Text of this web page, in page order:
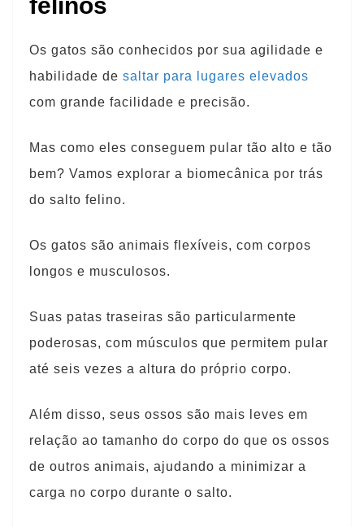
Os gatos são conhecidos por sua agilidade e
habilidade de saltar para lugares elevados
com grande facilidade e precisão.
Mas como eles conseguem pular tão alto e tão
bem? Vamos explorar a biomecânica por trás
do salto felino.
Os gatos são animais flexíveis, com corpos
longos e musculosos.
Suas patas traseiras são particularmente
poderosas, com músculos que permitem pular
até seis vezes a altura do próprio corpo.
Além disso, seus ossos são mais leves em
relação ao tamanho do corpo do que os ossos
de outros animais, ajudando a minimizar a
carga no corpo durante o salto.